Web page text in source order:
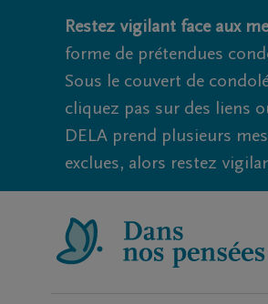
Restez vigilant face aux
forme de prétendues
Sous le couvert de
cliquez pas sur des liens
DELA prend plusieurs
exclues, alors restez